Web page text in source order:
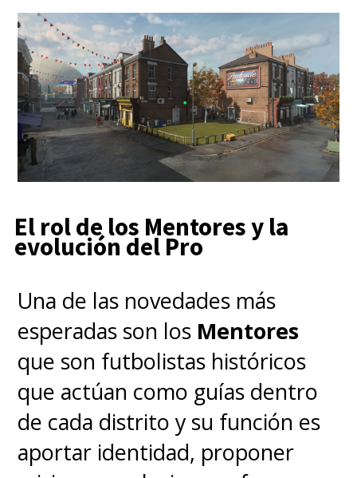
El rol de los Mentores y la
evolución del Pro
Una de las novedades más
esperadas son los Mentores
que son futbolistas históricos
que actúan como guías dentro
de cada distrito y su función es
aportar identidad, proponer